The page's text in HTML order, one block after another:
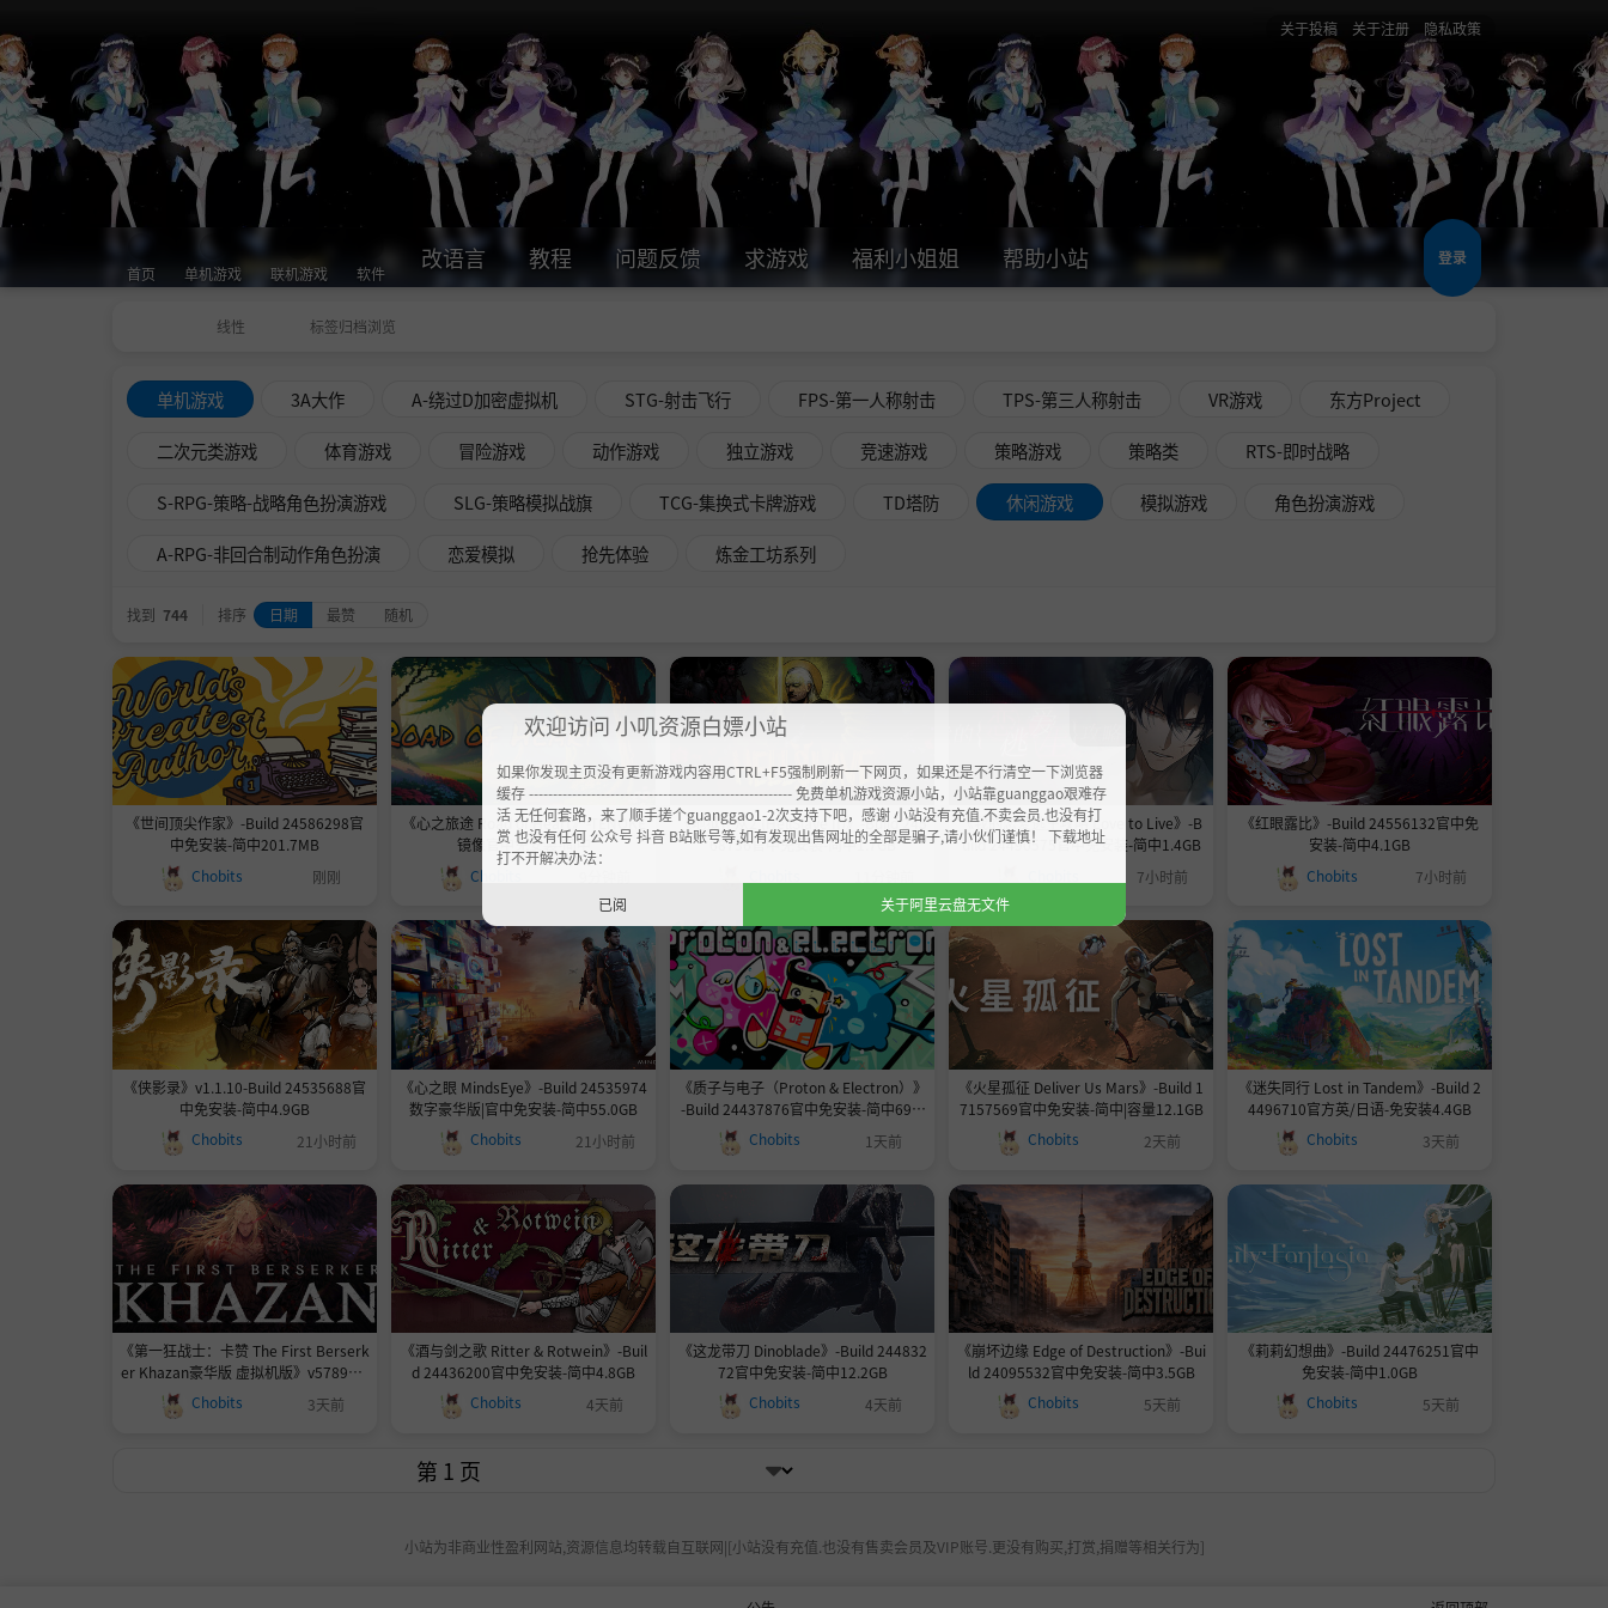
关于投稿 关于注册 隐私政策
首页 单机游戏 联机游戏 软件
改语言 教程 问题反馈 求游戏 福利小姐姐 帮助小站 登录
线性 标签归档浏览
单机游戏 3A大作 A-绕过D加密虚拟机 STG-射击飞行 FPS-第一人称射击 TPS-第三人称射击 VR游戏 东方Project
二次元类游戏 体育游戏 冒险游戏 动作游戏 独立游戏 竞速游戏 策略游戏 策略类 RTS-即时战略
S-RPG-策略-战略角色扮演游戏 SLG-策略模拟战旗 TCG-集换式卡牌游戏 TD塔防 休闲游戏 模拟游戏 角色扮演游戏
A-RPG-非回合制动作角色扮演 恋爱模拟 抢先体验 炼金工坊系列
找到 744 排序 日期 最赞 随机
《世间顶尖作家》-Build 24586298官
中免安装-简中201.7MB
Chobits
刚刚
《心之旅途 Road of Heart》-TENOKE
镜像官中免安装-简中
Chobits
《地狱仆从2 (HellSlave II)》-Build 245
68736官中免安装-简中1.7GB
《我的恋爱逃生攻略 Love to Live》-B
uild 24490575官中免安装-简中1.4GB
7小时前
《红眼露比》-Build 24556132官中免
安装-简中4.1GB
Chobits
7小时前
《侠影录》v1.1.10-Build 24535688官
中免安装-简中4.9GB
Chobits
21小时前
《心之眼 MindsEye》-Build 24535974
数字豪华版|官中免安装-简中55.0GB
Chobits
21小时前
《质子与电子（Proton & Electron）》
-Build 24437876官中免安装-简中693.
1MB
Chobits 1天前
《火星孤征 Deliver Us Mars》-Build 1
7157569官中免安装-简中|容量12.1GB
Chobits
2天前
《迷失同行 Lost in Tandem》-Build 2
4496710官方英/日语-免安装4.4GB
Chobits
3天前
《第一狂战士：卡赞 The First Berserk
er Khazan豪华版 虚拟机版》v578945-
Build 24447756Build.20942690|虚拟
机版|官中免安装-简中52.89GB
Chobits 3天前
《酒与剑之歌 Ritter & Rotwein》-Buil
d 24436200官中免安装-简中4.8GB
Chobits
4天前
《这龙带刀 Dinoblade》-Build 244832
72官中免安装-简中12.2GB
Chobits
4天前
《崩坏边缘 Edge of Destruction》-Bui
ld 24095532官中免安装-简中3.5GB
Chobits
5天前
《莉莉幻想曲》-Build 24476251官中
免安装-简中1.0GB
Chobits
5天前
小站为非商业性盈利网站,资源信息均转载自互联网|[小站没有充值.也没有售卖会员及VIP账号.更没有购买,打赏,捐赠等相关行为]
欢迎访问 小叽资源白嫖小站
如果你发现主页没有更新游戏内容用CTRL+F5强制刷新一下网页，如果还是不行清空一下浏览器
缓存 ------------------------------------------------------- 免费单机游戏资源小站，小站靠guanggao艰难存
活 无任何套路，来了顺手搓个guanggao1-2次支持下吧，感谢 小站没有充值.不卖会员.也没有打
赏 也没有任何 公众号 抖音 B站账号等,如有发现出售网址的全部是骗子,请小伙们谨慎！ 下载地址
打不开解决办法：
已阅 关于阿里云盘无文件